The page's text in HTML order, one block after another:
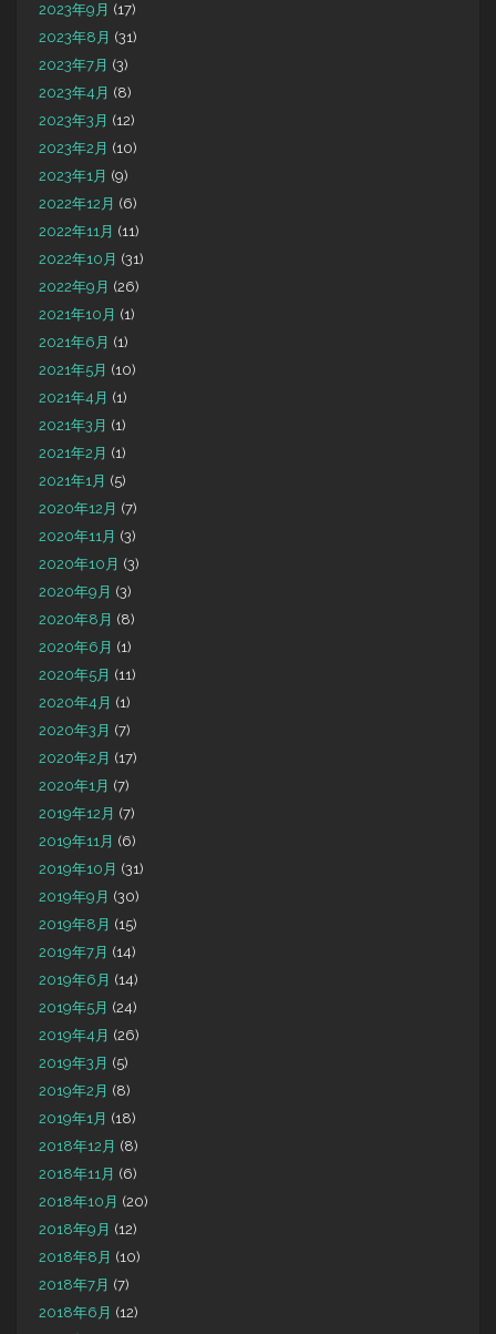
2023年9月 (17)
2023年8月 (31)
2023年7月 (3)
2023年4月 (8)
2023年3月 (12)
2023年2月 (10)
2023年1月 (9)
2022年12月 (6)
2022年11月 (11)
2022年10月 (31)
2022年9月 (26)
2021年10月 (1)
2021年6月 (1)
2021年5月 (10)
2021年4月 (1)
2021年3月 (1)
2021年2月 (1)
2021年1月 (5)
2020年12月 (7)
2020年11月 (3)
2020年10月 (3)
2020年9月 (3)
2020年8月 (8)
2020年6月 (1)
2020年5月 (11)
2020年4月 (1)
2020年3月 (7)
2020年2月 (17)
2020年1月 (7)
2019年12月 (7)
2019年11月 (6)
2019年10月 (31)
2019年9月 (30)
2019年8月 (15)
2019年7月 (14)
2019年6月 (14)
2019年5月 (24)
2019年4月 (26)
2019年3月 (5)
2019年2月 (8)
2019年1月 (18)
2018年12月 (8)
2018年11月 (6)
2018年10月 (20)
2018年9月 (12)
2018年8月 (10)
2018年7月 (7)
2018年6月 (12)